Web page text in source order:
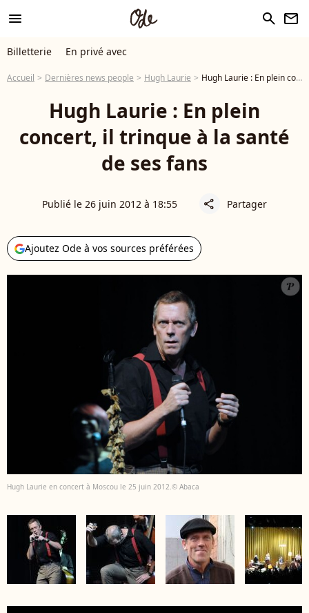
menu search newsletter
Billetterie En privé avec
Accueil Dernières news people Hugh Laurie Hugh Laurie : En plein concert, il trinque à la santé de ses fans
Hugh Laurie : En plein
concert, il trinque à la santé
de ses fans
Publié le 26 juin 2012 à 18:55 share Partager
Ajoutez Ode à vos sources préférées
Hugh Laurie en concert à Moscou le 25 juin 2012.© Abaca